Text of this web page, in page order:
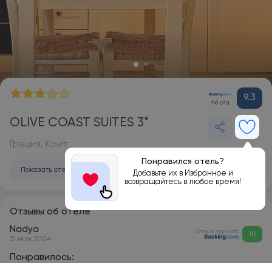
46 отз. 9.3
OLIVE COAST SUITES 3*
Понравился отель?
Добавьте их в Избранное и
возвращайтесь в любое время!
Греция, Крит
Показать отель на карте
Отзывы об отеле
Nadya
31 мая 2024
Отзыв туриста 10
Понравилось: